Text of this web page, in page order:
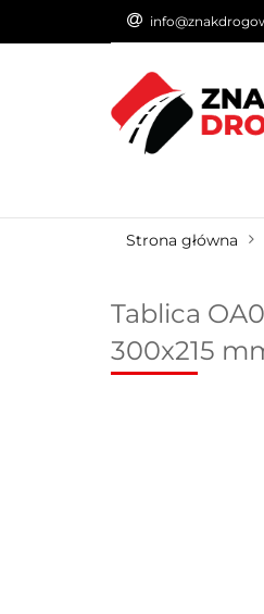
Strona główna
Tablica
300x215